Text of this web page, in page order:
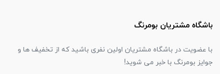
باشگاه مشتریان بومرنگ
با عضویت در باشگاه مشتریان اولین نفری باشید که از تخفیف ها و
جوایز بومرنگ با خبر می شوید!